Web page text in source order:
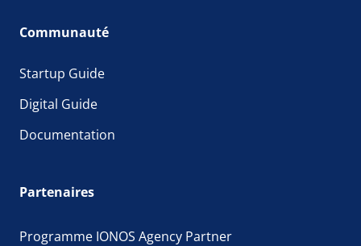
Communauté
Startup Guide
Digital Guide
Documentation
Partenaires
Programme IONOS Agency Partner